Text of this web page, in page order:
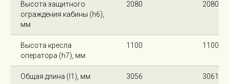
Высота защитного
ограждения кабины (h6),
мм
2080 2080
Высота кресла
оператора (h7), мм
1100 1100
Общая длина (l1), мм 3056 3061